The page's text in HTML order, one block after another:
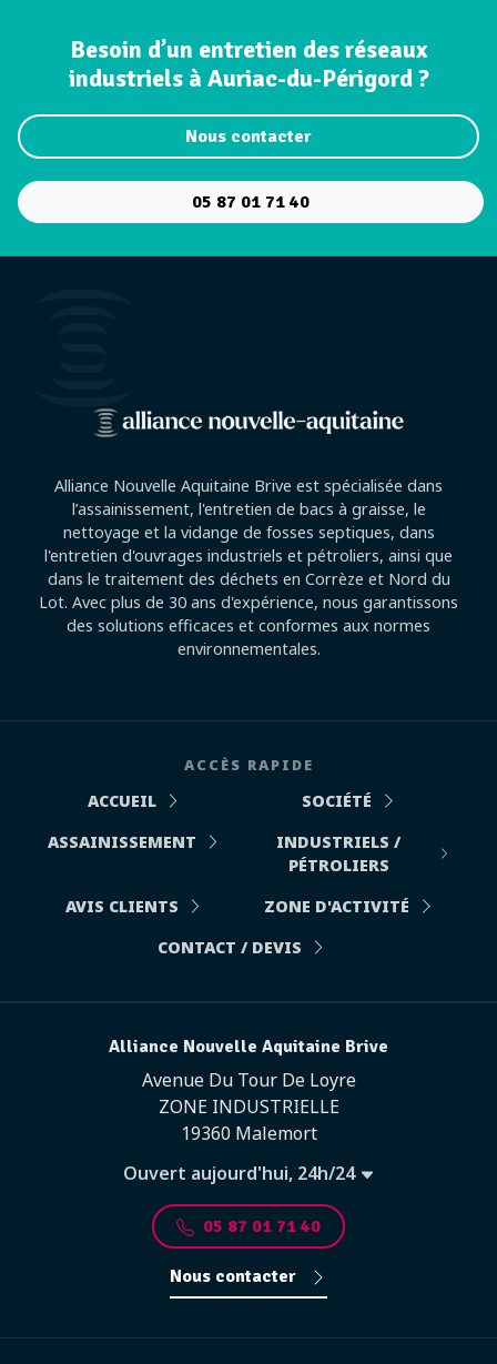
Besoin d’un entretien des réseaux
industriels à Auriac-du-Périgord ?
Nous contacter
05 87 01 71 40
Alliance Nouvelle Aquitaine Brive est spécialisée dans
l’assainissement, l'entretien de bacs à graisse, le
nettoyage et la vidange de fosses septiques, dans
l'entretien d'ouvrages industriels et pétroliers, ainsi que
dans le traitement des déchets en Corrèze et Nord du
Lot. Avec plus de 30 ans d'expérience, nous garantissons
des solutions efficaces et conformes aux normes
environnementales.
ACCÈS RAPIDE
ACCUEIL
SOCIÉTÉ
ASSAINISSEMENT
INDUSTRIELS /
PÉTROLIERS
AVIS CLIENTS
ZONE D'ACTIVITÉ
CONTACT / DEVIS
Alliance Nouvelle Aquitaine Brive
Avenue Du Tour De Loyre
ZONE INDUSTRIELLE
19360 Malemort
Ouvert aujourd'hui, 24h/24
05 87 01 71 40
Nous contacter